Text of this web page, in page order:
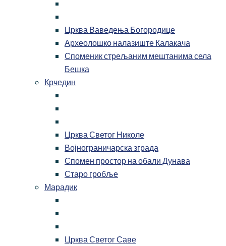
Црква Ваведења Богородице
Археолошко налазиште Калакача
Споменик стрељаним мештанима села
Бешка
Крчедин
Црква Светог Николе
Војнограничарска зграда
Спомен простор на обали Дунава
Старо гробље
Марадик
Црква Светог Саве